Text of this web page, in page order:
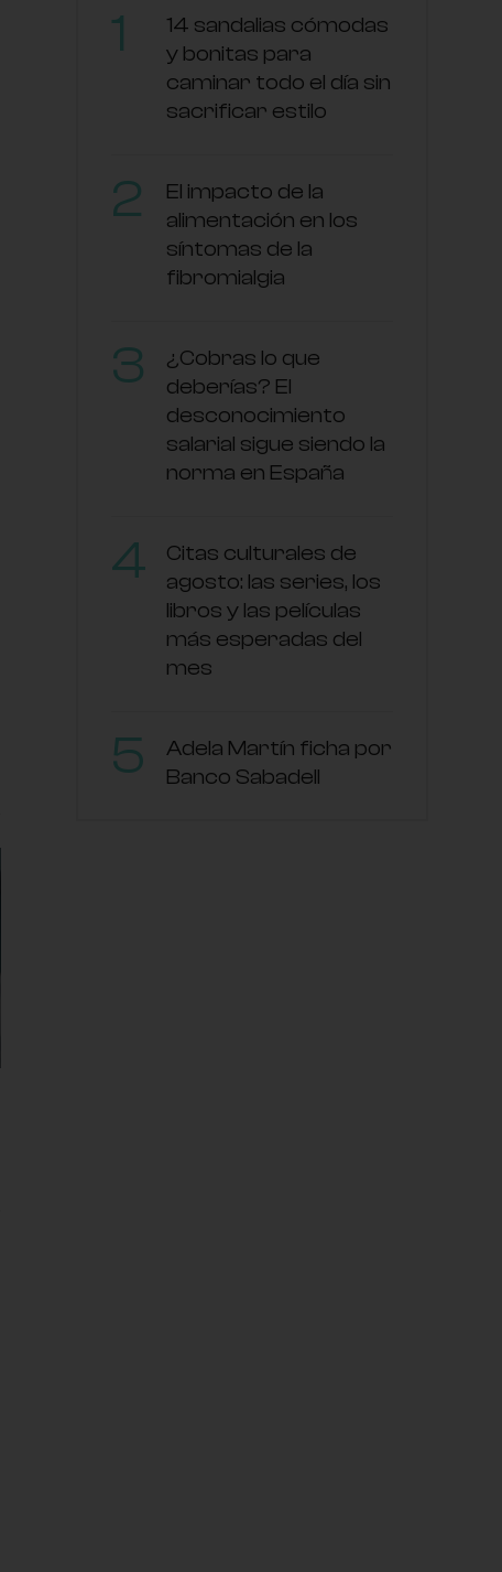
14 sandalias cómodas
y bonitas para
caminar todo el día sin
sacrificar estilo
El impacto de la
alimentación en los
síntomas de la
fibromialgia
¿Cobras lo que
deberías? El
desconocimiento
salarial sigue siendo la
norma en España
Citas culturales de
agosto: las series, los
libros y las películas
más esperadas del
mes
Adela Martín ficha por
Banco Sabadell